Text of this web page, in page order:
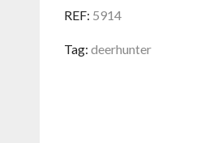
REF: 5914
Tag: deerhunter